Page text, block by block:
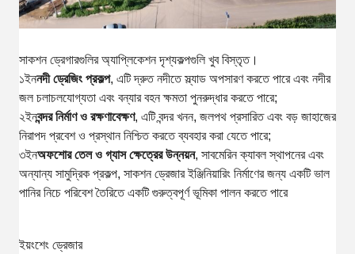
সাকশন ড্রেগারগুলির অ্যাপ্লিকেশন দৃশ্যকল্পগুলি খুব বিস্তৃত।
১ইননদী ড্রেজিং প্রকল্প, এটি দ্রুত নদীতে স্ল্যাড অপসারণ করতে পারে এবং নদীর
জল চলাচলযোগ্যতা এবং বন্যার বহন ক্ষমতা পুনরুদ্ধার করতে পারে;
২ইনবন্দর নির্মাণ ও রক্ষণাবেক্ষণ, এটি বন্দর খনন, জলপথ প্রসারিত এবং বড় জাহাজের
নিরাপদ প্রবেশ ও প্রস্থান নিশ্চিত করতে ব্যবহার করা যেতে পারে;
৩ইনঅফশোর তেল ও গ্যাস ক্ষেত্রের উন্নয়ন, সাবমেরিন ক্যাবল স্থাপনের এবং
অন্যান্য সামুদ্রিক প্রকল্প, সাকশন ড্রেজার ইঞ্জিনিয়ারিং নির্মাণের জন্য একটি ভাল
পানির নিচে পরিবেশ তৈরিতে একটি গুরুত্বপূর্ণ ভূমিকা পালন করতে পারে
ইয়ংশেং ড্রেজার